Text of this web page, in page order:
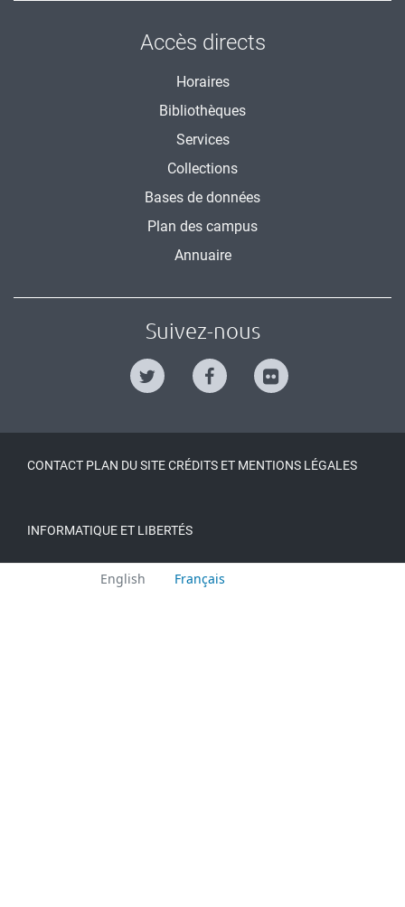
Accès directs
Horaires
Bibliothèques
Services
Collections
Bases de données
Plan des campus
Annuaire
Suivez-nous
CONTACT PLAN DU SITECRÉDITS ET MENTIONS LÉGALES
INFORMATIQUE ET LIBERTÉS
English Français